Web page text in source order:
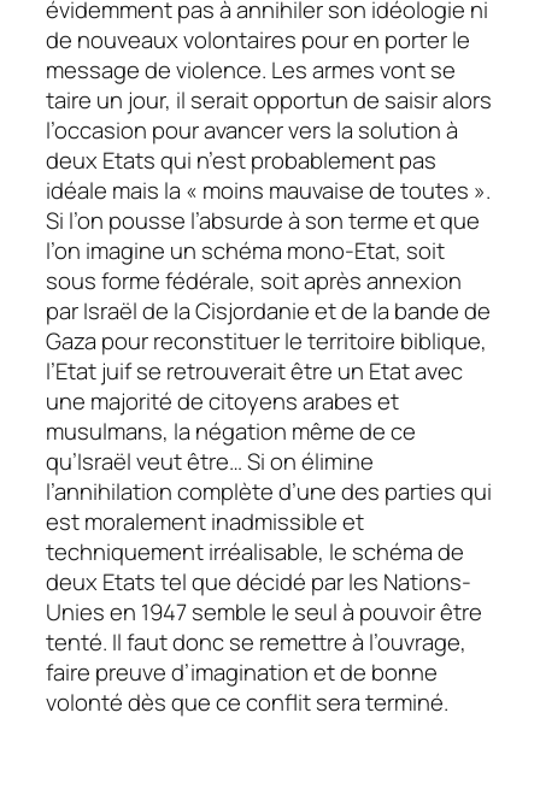
évidemment pas à annihiler son idéologie ni
de nouveaux volontaires pour en porter le
message de violence. Les armes vont se
taire un jour, il serait opportun de saisir alors
l’occasion pour avancer vers la solution à
deux Etats qui n’est probablement pas
idéale mais la « moins mauvaise de toutes ».
Si l’on pousse l’absurde à son terme et que
l’on imagine un schéma mono-Etat, soit
sous forme fédérale, soit après annexion
par Israël de la Cisjordanie et de la bande de
Gaza pour reconstituer le territoire biblique,
l’Etat juif se retrouverait être un Etat avec
une majorité de citoyens arabes et
musulmans, la négation même de ce
qu’Israël veut être… Si on élimine
l’annihilation complète d’une des parties qui
est moralement inadmissible et
techniquement irréalisable, le schéma de
deux Etats tel que décidé par les Nations-
Unies en 1947 semble le seul à pouvoir être
tenté. Il faut donc se remettre à l’ouvrage,
faire preuve d’imagination et de bonne
volonté dès que ce conflit sera terminé.